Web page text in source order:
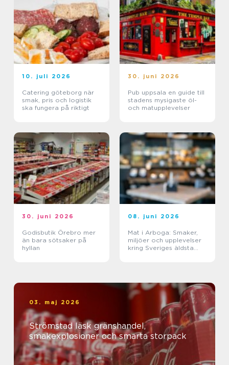
10. juli 2026
Catering göteborg när
smak, pris och logistik
ska fungera på riktigt
30. juni 2026
Pub uppsala en guide till
stadens mysigaste öl-
och matupplevelser
30. juni 2026
Godisbutik Örebro mer
än bara sötsaker på
hyllan
08. juni 2026
Mat i Arboga: Smaker,
miljöer och upplevelser
kring Sveriges äldsta
03. maj 2026
Strömstad läsk gränshandel,
smakexplosioner och smarta storpack